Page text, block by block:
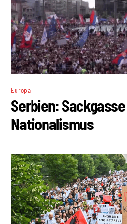
Europa
Serbien: Sackgasse
Nationalismus